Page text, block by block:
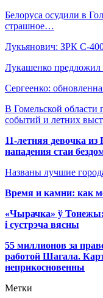
Белоруса осудили в
страшное…
Лукьянович: ЗРК С-
Лукашенко предложил
Сергеенко:
В Гомельской
событий и летних
11-летняя девочка
нападения стаи
Названы лучшие
Время и камни: как
«Чырачка» ў
і сустрэча вясны
55 миллионов за
работой Шагала.
неприкосновенны
Метки